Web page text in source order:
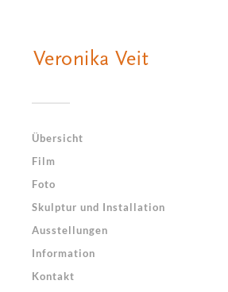
Übersicht
Film
Foto
Skulptur und Installation
Ausstellungen
Information
Kontakt